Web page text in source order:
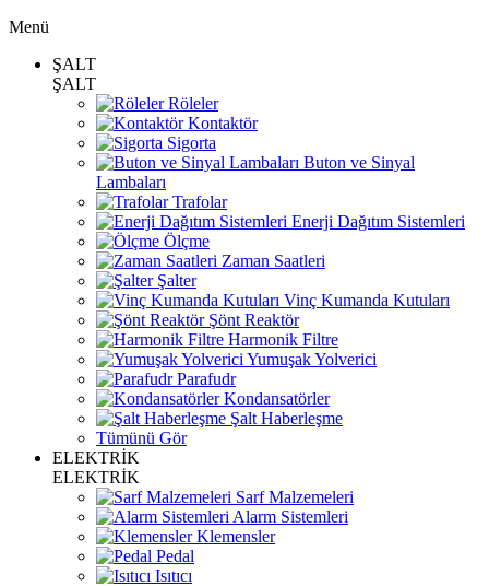
Menü
ŞALT
ŞALT
Röleler
Kontaktör
Sigorta
Buton ve Sinyal
Lambaları
Trafolar
Enerji Dağıtım Sistemleri
Ölçme
Zaman Saatleri
Şalter
Vinç Kumanda Kutuları
Şönt Reaktör
Harmonik Filtre
Yumuşak Yolverici
Parafudr
Kondansatörler
Şalt Haberleşme
Tümünü Gör
ELEKTRİK
ELEKTRİK
Sarf Malzemeleri
Alarm Sistemleri
Klemensler
Pedal
Isıtıcı